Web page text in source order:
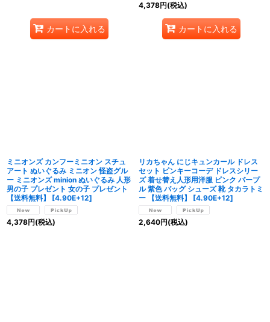
カートに入れる
4,378円(税込)
カートに入れる
ミニオンズ カンフーミニオン スチュ
アート ぬいぐるみ ミニオン 怪盗グル
ー ミニオンズ minion ぬいぐるみ 人形
男の子 プレゼント 女の子 プレゼント
【送料無料】
[4.90E+12]
4,378円(税込)
リカちゃん にじキュンカール ドレス
セット ピンキーコーデ ドレスシリー
ズ 着せ替え人形用洋服 ピンク パープ
ル 紫色 バッグ シューズ 靴 タカラトミ
ー 【送料無料】
[4.90E+12]
2,640円(税込)